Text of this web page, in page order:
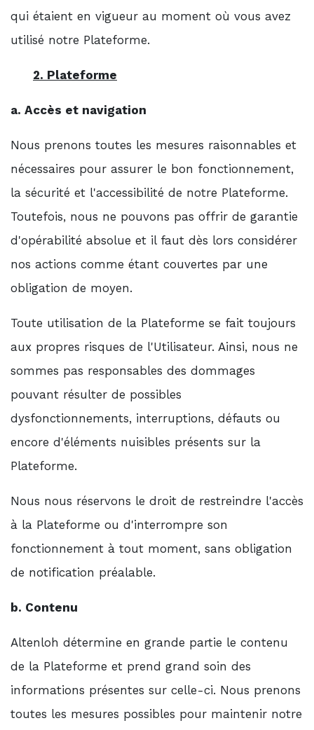
qui étaient en vigueur au moment où vous avez
utilisé notre Plateforme.
2. Plateforme
a. Accès et navigation
Nous prenons toutes les mesures raisonnables et
nécessaires pour assurer le bon fonctionnement,
la sécurité et l'accessibilité de notre Plateforme.
Toutefois, nous ne pouvons pas offrir de garantie
d'opérabilité absolue et il faut dès lors considérer
nos actions comme étant couvertes par une
obligation de moyen.
Toute utilisation de la Plateforme se fait toujours
aux propres risques de l'Utilisateur. Ainsi, nous ne
sommes pas responsables des dommages
pouvant résulter de possibles
dysfonctionnements, interruptions, défauts ou
encore d'éléments nuisibles présents sur la
Plateforme.
Nous nous réservons le droit de restreindre l'accès
à la Plateforme ou d'interrompre son
fonctionnement à tout moment, sans obligation
de notification préalable.
b. Contenu
Altenloh détermine en grande partie le contenu
de la Plateforme et prend grand soin des
informations présentes sur celle-ci. Nous prenons
toutes les mesures possibles pour maintenir notre